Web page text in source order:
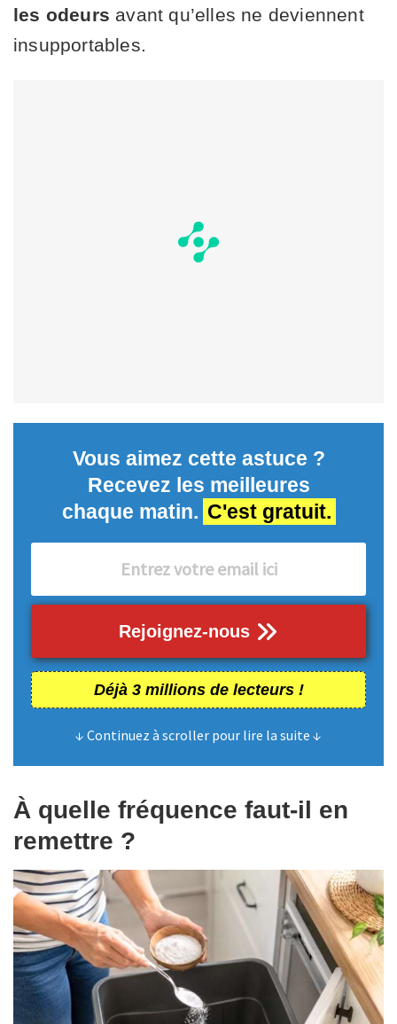
les odeurs avant qu’elles ne deviennent
insupportables.
Vous aimez cette astuce ?
Recevez les meilleures
chaque matin. C'est gratuit.
Rejoignez-nous
Déjà 3 millions de lecteurs !
↓ Continuez à scroller pour lire la suite ↓
À quelle fréquence faut-il en
remettre ?